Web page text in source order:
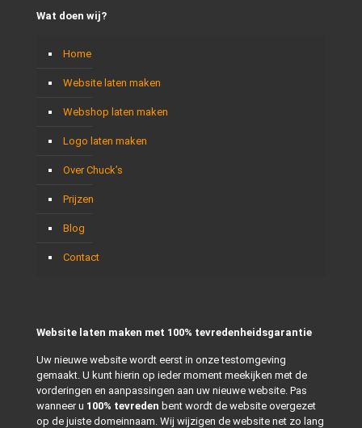
Wat doen wij?
Home
Website laten maken
Webshop laten maken
Logo laten maken
Over Chuck’s
Prijzen
Blog
Contact
Website laten maken met 100% tevredenheidsgarantie
Uw nieuwe website wordt eerst in onze testomgeving
gemaakt. U kunt hierin op ieder moment meekijken met de
vorderingen en aanpassingen aan uw nieuwe website. Pas
wanneer u 100% tevreden bent wordt de website overgezet
op de juiste domeinnaam. Wij wijzigen de website net zo lang